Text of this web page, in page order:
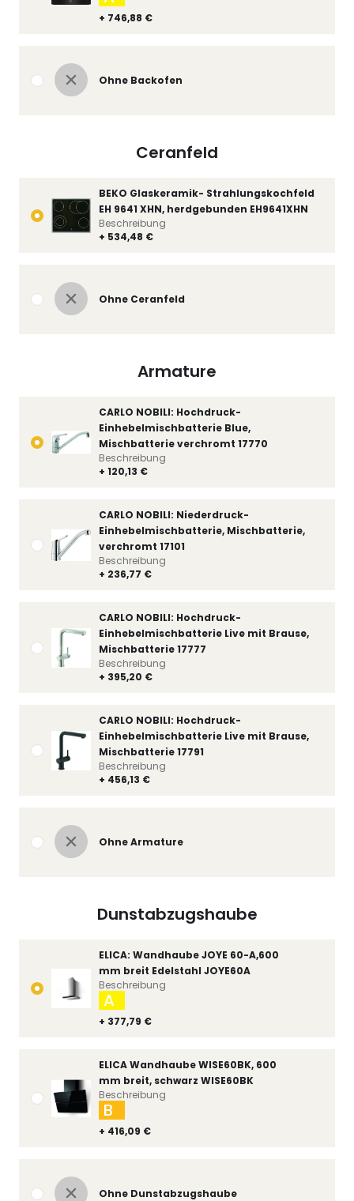
+ 746,88 €
Ohne Backofen
Ceranfeld
BEKO Glaskeramik- Strahlungskochfeld
EH 9641 XHN, herdgebunden EH9641XHN
+ 534,48 €
Beschreibung
Ohne Ceranfeld
Armature
CARLO NOBILI: Hochdruck-
Einhebelmischbatterie Blue,
Mischbatterie verchromt 17770
+ 120,13 €
Beschreibung
CARLO NOBILI: Niederdruck-
Einhebelmischbatterie, Mischbatterie,
verchromt 17101
+ 236,77 €
Beschreibung
CARLO NOBILI: Hochdruck-
Einhebelmischbatterie Live mit Brause,
Mischbatterie 17777
+ 395,20 €
Beschreibung
CARLO NOBILI: Hochdruck-
Einhebelmischbatterie Live mit Brause,
Mischbatterie 17791
+ 456,13 €
Beschreibung
Ohne Armature
Dunstabzugshaube
ELICA: Wandhaube JOYE 60-A,600
mm breit Edelstahl JOYE60A
+ 377,79 €
A
Beschreibung
ELICA Wandhaube WISE60BK, 600
mm breit, schwarz WISE60BK
+ 416,09 €
B
Beschreibung
Ohne Dunstabzugshaube